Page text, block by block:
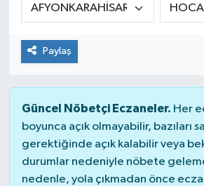
Paylaş
Güncel Nöbetçi Eczaneler. Her
boyunca açık olmayabilir, bazıları
gerektiğinde açık kalabilir veya
durumlar nedeniyle nöbete
nedenle, yola çıkmadan önce
Genel
Güncel
İlim & İrfan
Kültür & Sanat